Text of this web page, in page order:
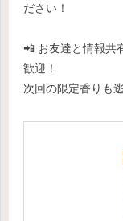
ださい！
📲 お友達と情報共
歓迎！
次回の限定香りも